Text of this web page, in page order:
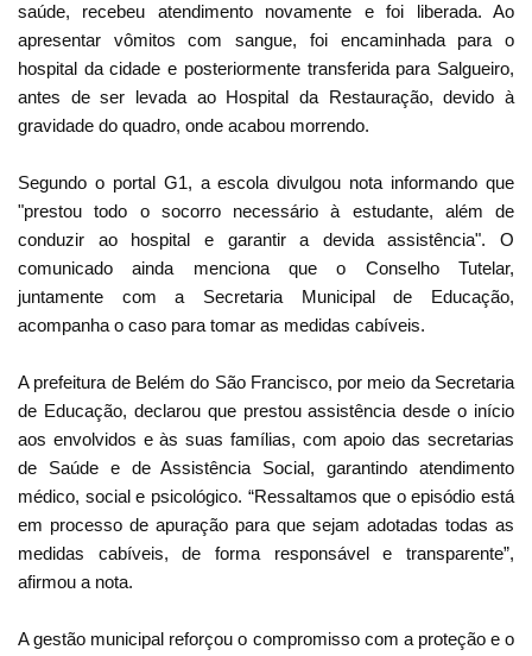
saúde, recebeu atendimento novamente e foi liberada. Ao
apresentar vômitos com sangue, foi encaminhada para o
hospital da cidade e posteriormente transferida para Salgueiro,
antes de ser levada ao Hospital da Restauração, devido à
gravidade do quadro, onde acabou morrendo.
Segundo o portal G1, a escola divulgou nota informando que
"prestou todo o socorro necessário à estudante, além de
conduzir ao hospital e garantir a devida assistência". O
comunicado ainda menciona que o Conselho Tutelar,
juntamente com a Secretaria Municipal de Educação,
acompanha o caso para tomar as medidas cabíveis.
A prefeitura de Belém do São Francisco, por meio da Secretaria
de Educação, declarou que prestou assistência desde o início
aos envolvidos e às suas famílias, com apoio das secretarias
de Saúde e de Assistência Social, garantindo atendimento
médico, social e psicológico. “Ressaltamos que o episódio está
em processo de apuração para que sejam adotadas todas as
medidas cabíveis, de forma responsável e transparente”,
afirmou a nota.
A gestão municipal reforçou o compromisso com a proteção e o